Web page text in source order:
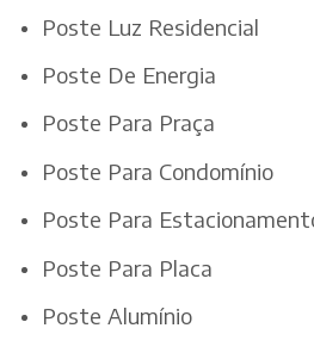
Poste Luz Residencial
Poste De Energia
Poste Para Praça
Poste Para Condomínio
Poste Para
Poste Para Placa
Poste Alumínio